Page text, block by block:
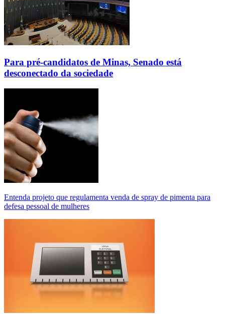
Para pré-candidatos de Minas, Senado está
desconectado da sociedade
Entenda projeto que regulamenta venda de spray de pimenta para
defesa pessoal de mulheres